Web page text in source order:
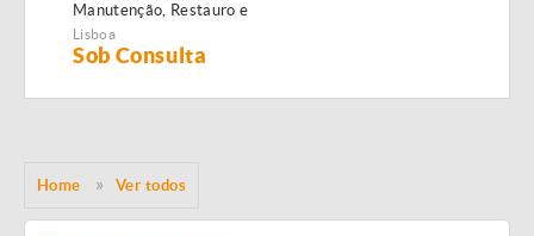
Manutenção, Restauro e
Remodelação de
imóveis!
Lisboa
Sob Consulta
Home Ver todos